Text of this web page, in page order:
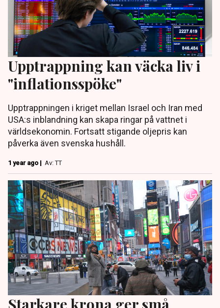
Upptrappning kan väcka liv i
"inflationsspöke"
Upptrappningen i kriget mellan Israel och Iran med
USA:s inblandning kan skapa ringar på vattnet i
världsekonomin. Fortsatt stigande oljepris kan
påverka även svenska hushåll.
1 year ago | Av: TT
Starkare krona ger små